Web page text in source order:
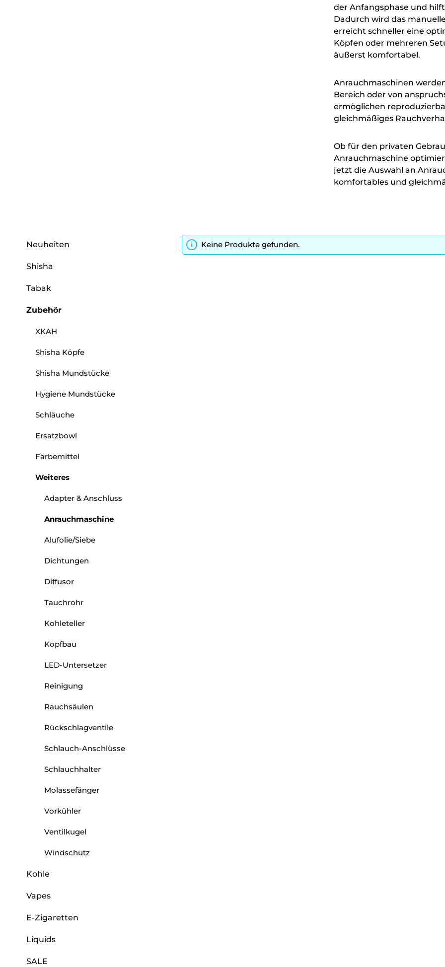
der Anfangsphase und
Dadurch wird das
erreicht schneller eine
Köpfen oder mehreren
äußerst komfortabel.
Anrauchmaschinen
Bereich oder von
ermöglichen
gleichmäßiges
Ob für den privaten
Anrauchmaschine
jetzt die Auswahl an
komfortables und
Neuheiten
Shisha
Tabak
Zubehör
XKAH
Shisha Köpfe
Shisha Mundstücke
Hygiene Mundstücke
Schläuche
Ersatzbowl
Färbemittel
Weiteres
Adapter & Anschluss
Anrauchmaschine
Alufolie/Siebe
Dichtungen
Diffusor
Tauchrohr
Kohleteller
Kopfbau
LED-Untersetzer
Reinigung
Rauchsäulen
Rückschlagventile
Schlauch-Anschlüsse
Schlauchhalter
Molassefänger
Vorkühler
Ventilkugel
Windschutz
Kohle
Vapes
E-Zigaretten
Liquids
SALE
Keine Produkte gefunden.